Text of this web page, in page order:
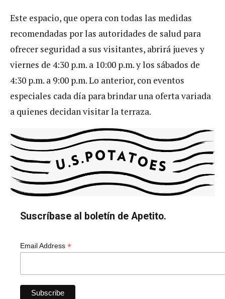
Este espacio, que opera con todas las medidas
recomendadas por las autoridades de salud para
ofrecer seguridad a sus visitantes, abrirá jueves y
viernes de 4:30 p.m. a 10:00 p.m. y los sábados de
4:30 p.m. a 9:00 p.m. Lo anterior, con eventos
especiales cada día para brindar una oferta variada
a quienes decidan visitar la terraza.
Suscríbase al boletín de Apetito.
Email Address *